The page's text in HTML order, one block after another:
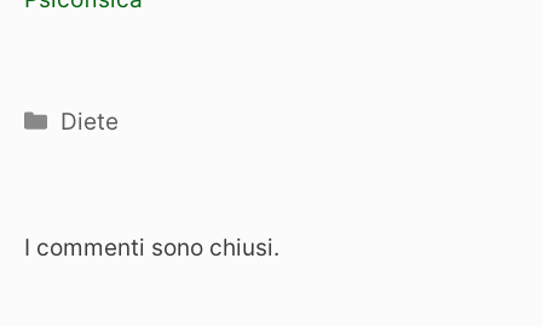
Categorie
Diete
I commenti sono chiusi.